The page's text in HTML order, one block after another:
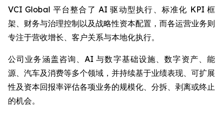
VCI Global 平台整合了 AI 驱动型执行、标准化 KPI 框
架、财务与治理控制以及战略性资本配置，而各运营业务则
专注于营收增长、客户关系与本地化执行。
公司业务涵盖咨询、AI 与数字基础设施、数字资产、能
源、汽车及消费等多个领域，并持续基于业绩表现、可扩展
性及资本回报率评估各项业务的规模化、分拆、剥离或终止
的机会。